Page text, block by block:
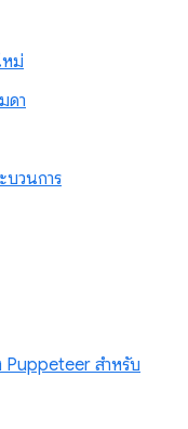
หม่
ดา
บวนการ
Puppeteer สำหรับ